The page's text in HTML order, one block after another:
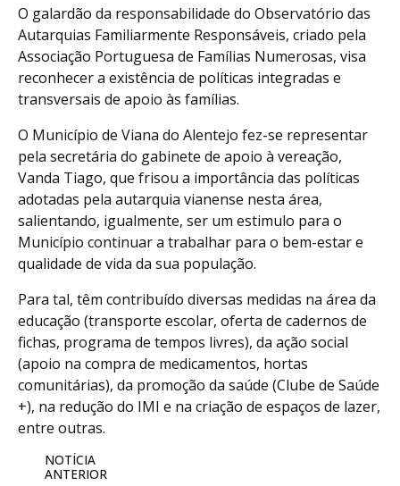
O galardão da responsabilidade do Observatório das
Autarquias Familiarmente Responsáveis, criado pela
Associação Portuguesa de Famílias Numerosas, visa
reconhecer a existência de políticas integradas e
transversais de apoio às famílias.
O Município de Viana do Alentejo fez-se representar
pela secretária do gabinete de apoio à vereação,
Vanda Tiago, que frisou a importância das políticas
adotadas pela autarquia vianense nesta área,
salientando, igualmente, ser um estimulo para o
Município continuar a trabalhar para o bem-estar e
qualidade de vida da sua população.
Para tal, têm contribuído diversas medidas na área da
educação (transporte escolar, oferta de cadernos de
fichas, programa de tempos livres), da ação social
(apoio na compra de medicamentos, hortas
comunitárias), da promoção da saúde (Clube de Saúde
+), na redução do IMI e na criação de espaços de lazer,
entre outras.
NOTÍCIA
ANTERIOR